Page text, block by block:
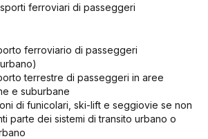
ferroviari di passeggeri
ferroviario di passeggeri
terrestre di passeggeri in aree
e suburbane
di funicolari, ski-lift e seggiovie se non
parte dei sistemi di transito urbano o